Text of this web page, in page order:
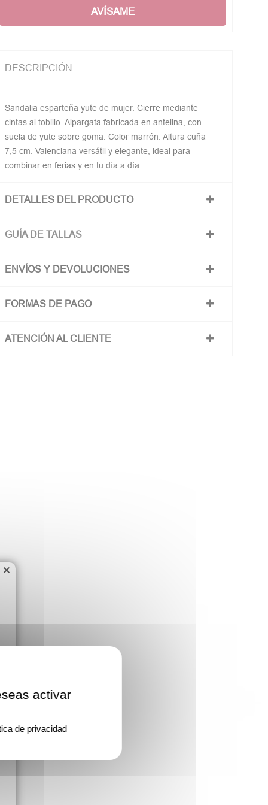
AVÍSAME
DESCRIPCIÓN
Sandalia esparteña yute de mujer. Cierre mediante
cintas al tobillo. Alpargata fabricada en antelina, con
suela de yute sobre goma. Color marrón. Altura cuña
7,5 cm. Valenciana versátil y elegante, ideal para
combinar en ferias y en tu día a día.
DETALLES DEL PRODUCTO
GUÍA DE TALLAS
ENVÍOS Y DEVOLUCIONES
FORMAS DE PAGO
ATENCIÓN AL CLIENTE
×
activar
de privacidad